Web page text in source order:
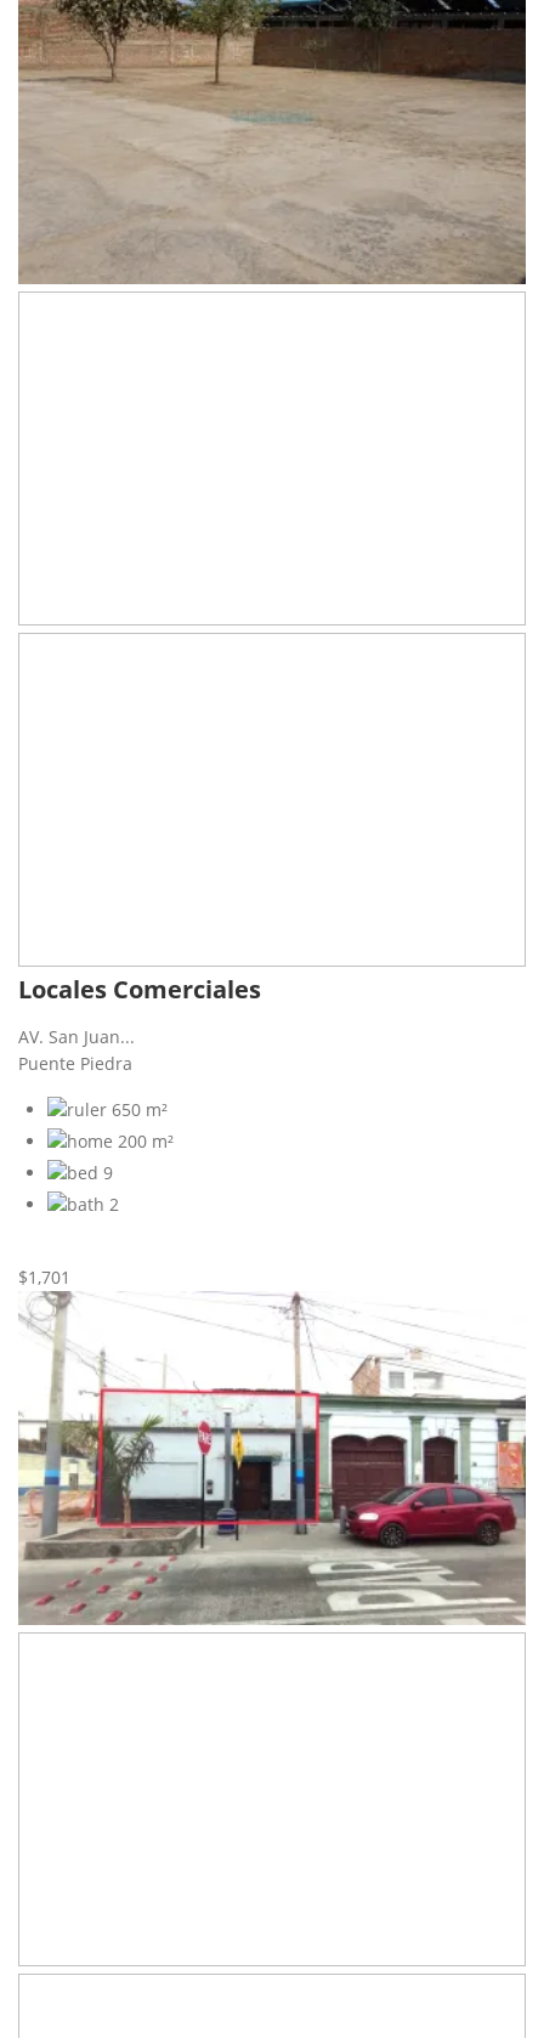
Locales Comerciales
AV. San Juan...
Puente Piedra
650 m²
200 m²
9
2
$1,701